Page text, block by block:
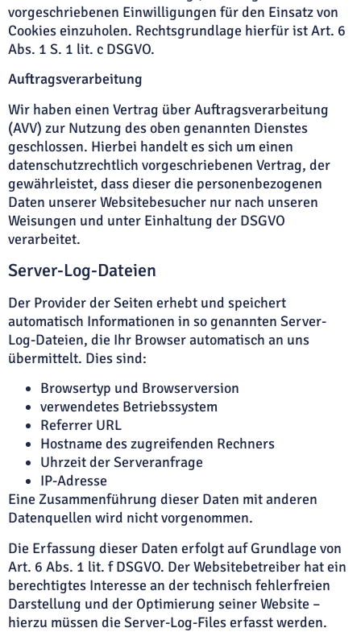
vorgeschriebenen Einwilligungen für den Einsatz von
Cookies einzuholen. Rechtsgrundlage hierfür ist Art. 6
Abs. 1 S. 1 lit. c DSGVO.
Auftragsverarbeitung
Wir haben einen Vertrag über Auftragsverarbeitung
(AVV) zur Nutzung des oben genannten Dienstes
geschlossen. Hierbei handelt es sich um einen
datenschutzrechtlich vorgeschriebenen Vertrag, der
gewährleistet, dass dieser die personenbezogenen
Daten unserer Websitebesucher nur nach unseren
Weisungen und unter Einhaltung der DSGVO
verarbeitet.
Server-Log-Dateien
Der Provider der Seiten erhebt und speichert
automatisch Informationen in so genannten Server-
Log-Dateien, die Ihr Browser automatisch an uns
übermittelt. Dies sind:
Browsertyp und Browserversion
verwendetes Betriebssystem
Referrer URL
Hostname des zugreifenden Rechners
Uhrzeit der Serveranfrage
IP-Adresse
Eine Zusammenführung dieser Daten mit anderen
Datenquellen wird nicht vorgenommen.
Die Erfassung dieser Daten erfolgt auf Grundlage von
Art. 6 Abs. 1 lit. f DSGVO. Der Websitebetreiber hat ein
berechtigtes Interesse an der technisch fehlerfreien
Darstellung und der Optimierung seiner Website –
hierzu müssen die Server-Log-Files erfasst werden.